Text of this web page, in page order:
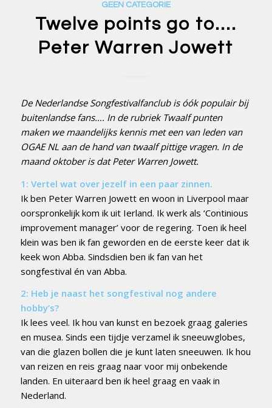
GEEN CATEGORIE
Twelve points go to….
Peter Warren Jowett
De Nederlandse Songfestivalfanclub is óók populair bij
buitenlandse fans…. In de rubriek Twaalf punten
maken we maandelijks kennis met een van leden van
OGAE NL aan de hand van twaalf pittige vragen. In de
maand oktober is dat Peter Warren Jowett.
1: Vertel wat over jezelf in een paar zinnen.
Ik ben Peter Warren Jowett en woon in Liverpool maar
oorspronkelijk kom ik uit Ierland. Ik werk als ‘Continious
improvement manager’ voor de regering. Toen ik heel
klein was ben ik fan geworden en de eerste keer dat ik
keek won Abba. Sindsdien ben ik fan van het
songfestival én van Abba.
2: Heb je naast het songfestival nog andere
hobby’s?
Ik lees veel. Ik hou van kunst en bezoek graag galeries
en musea. Sinds een tijdje verzamel ik sneeuwglobes,
van die glazen bollen die je kunt laten sneeuwen. Ik hou
van reizen en reis graag naar voor mij onbekende
landen. En uiteraard ben ik heel graag en vaak in
Nederland.